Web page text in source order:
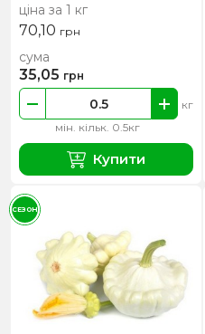
ціна за 1 кг
70,10 грн
мін. кільк. 0.5кг
кг
сума
35,05 грн
Купити
СЕЗОН